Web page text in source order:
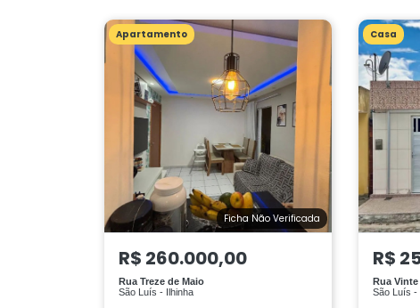
Apartamento
Ficha Não Verificada
R$ 260.000,00
Rua Treze de Maio
São Luís - Ilhinha
Casa
R$
Rua
São Luís -